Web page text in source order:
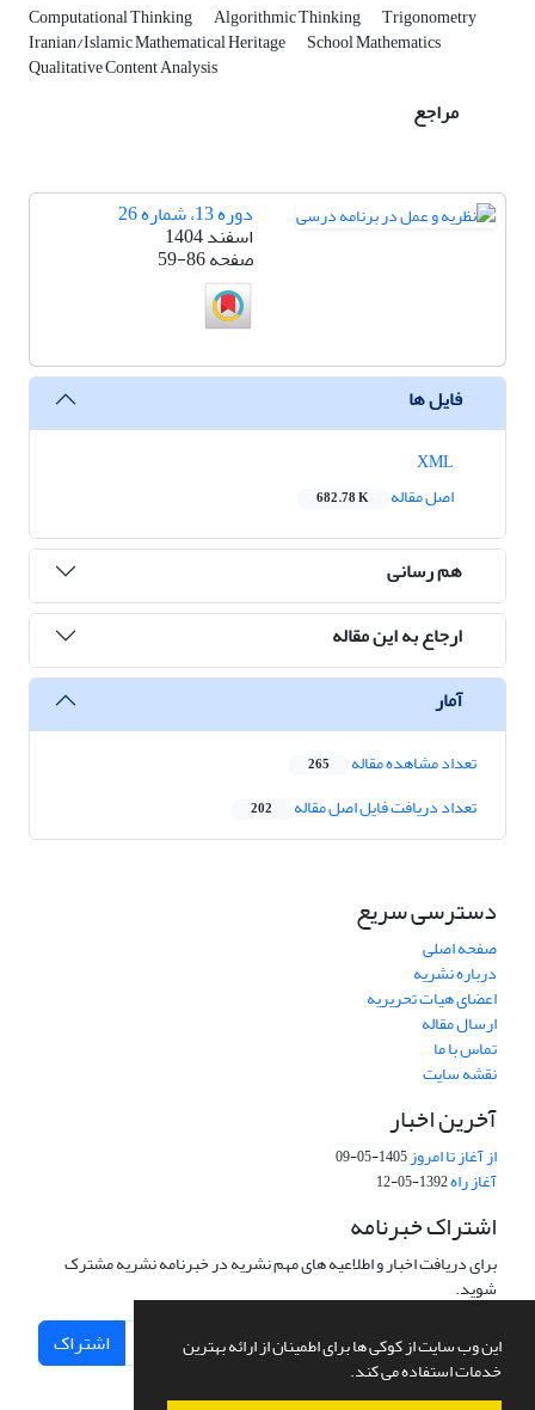
این وب سایت از کوکی ها برای اطمینان از ارائه بهترین
خدمات استفاده می کند.
Computational Thinking Algorithmic Thinking Trigonometry
Iranian/Islamic Mathematical Heritage School Mathematics
Qualitative Content Analysis
مراجع
دوره 13، شماره 26
اسفند 1404
صفحه59-86
فایل ها
اصل مقاله
682.78 K
هم رسانی
ارجاع به این مقاله
آمار
تعداد مشاهده مقاله 265
تعداد دریافت فایل اصل مقاله 202
دسترسی سریع
صفحه اصلی
درباره نشریه
اعضای هیات تحریریه
ارسال مقاله
تماس با ما
نقشه سایت
آخرین اخبار
از آغاز تا امروز1405-05-09
آغاز راه1392-05-12
اشتراک خبرنامه
برای دریافت اخبار و اطلاعیه های مهم نشریه در خبرنامه نشریه مشترک
شوید.
اشتراک